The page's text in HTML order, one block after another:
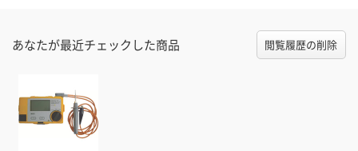
あなたが最近チェックした商品 閲覧履歴の削除